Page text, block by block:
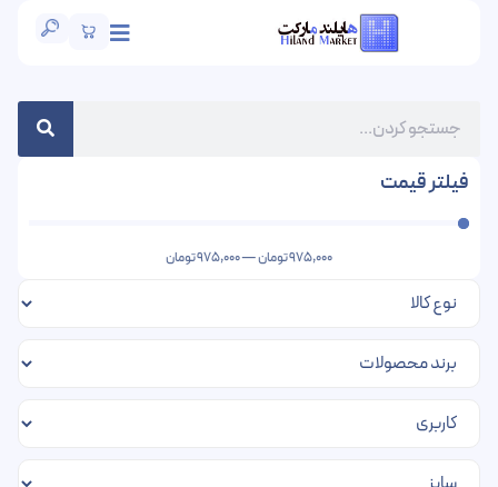
فیلتر قیمت
975,000تومان—
975,000تومان